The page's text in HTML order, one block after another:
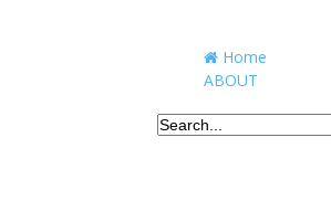
Home
ABOUT